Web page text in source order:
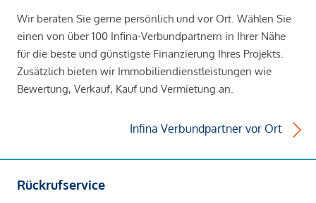
Wir beraten Sie gerne persönlich und vor Ort. Wählen Sie
einen von über 100 Infina-Verbundpartnern in Ihrer Nähe
für die beste und günstigste Finanzierung Ihres Projekts.
Zusätzlich bieten wir Immobiliendienstleistungen wie
Bewertung, Verkauf, Kauf und Vermietung an.
Infina Verbundpartner vor Ort
Rückrufservice